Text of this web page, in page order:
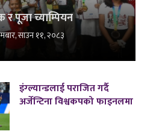
र पूजा च्याम्पियन
साउन ११, २०८३
इंग्ल्यान्डलाई पराजित गर्दै
अर्जेन्टिना विश्वकपको फाइनलमा